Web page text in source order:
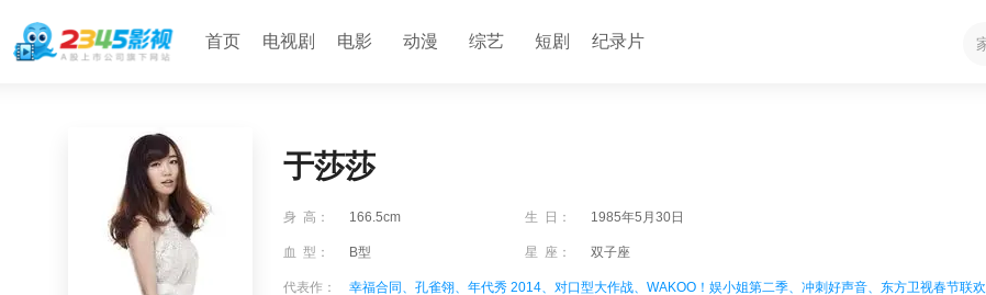
首页 电视剧 电影 动漫 综艺 短剧 纪录片
于莎莎
身 高： 166.5cm 生 日： 1985年5月30日
血 型： B型 星 座： 双子座
代表作： 幸福合同、 孔雀翎、 年代秀 2014、 对口型大作战、 WAKOO！娱小姐第二季、 冲刺好声音、 东方卫视春节联欢